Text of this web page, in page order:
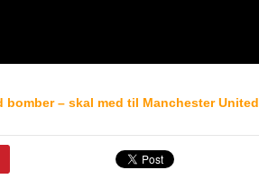
– skal med til Manchester United